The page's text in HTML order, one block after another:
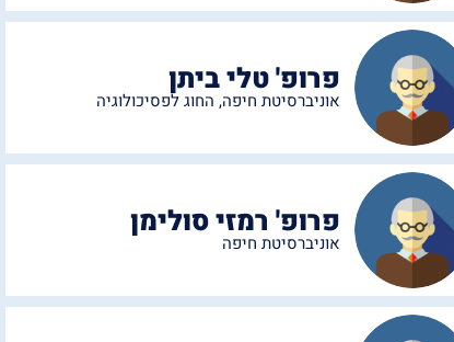
פרופ' טלי ביתן
אוניברסיטת חיפה, החוג לפסיכולוגיה
פרופ' רמזי סולימן
אוניברסיטת חיפה